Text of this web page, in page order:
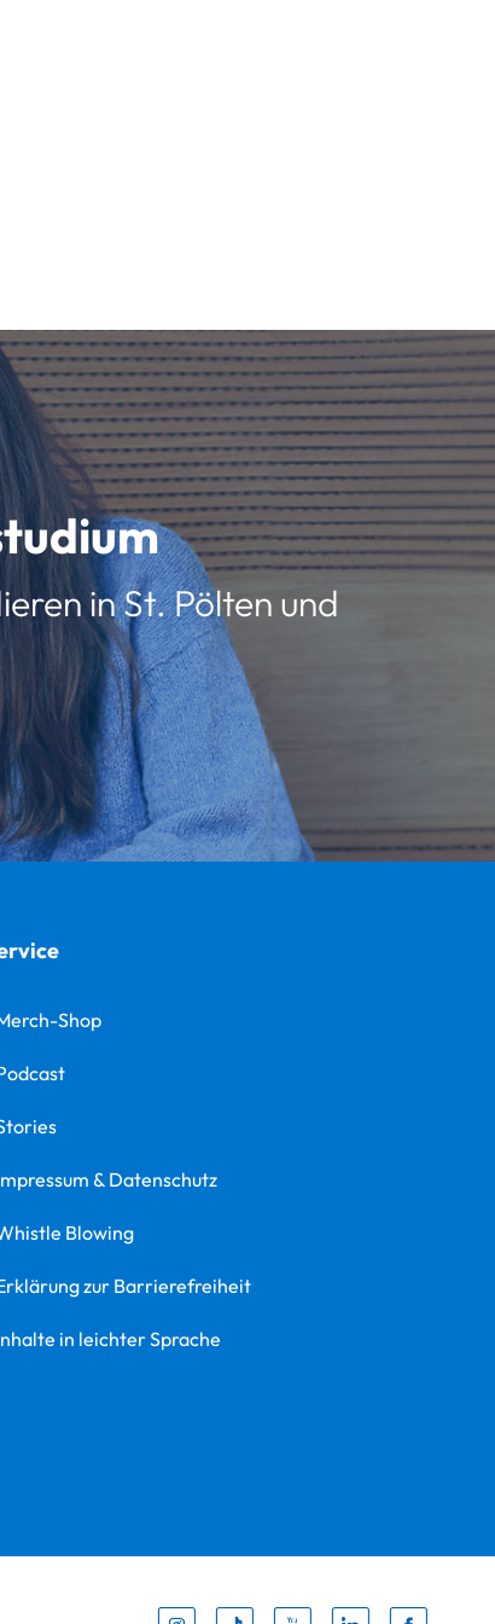
in St. Pölten und
Shop
& Datenschutz
Blowing
zur Barrierefreiheit
in leichter Sprache